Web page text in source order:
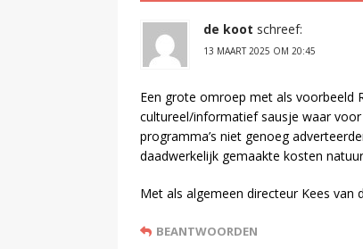
de koot schreef:
13 MAART 2025 OM 20:45
Een grote omroep met als voorbeeld
cultureel/informatief sausje waar
programma’s niet genoeg
daadwerkelijk gemaakte kosten
Met als algemeen directeur Kees van
BEANTWOORDEN